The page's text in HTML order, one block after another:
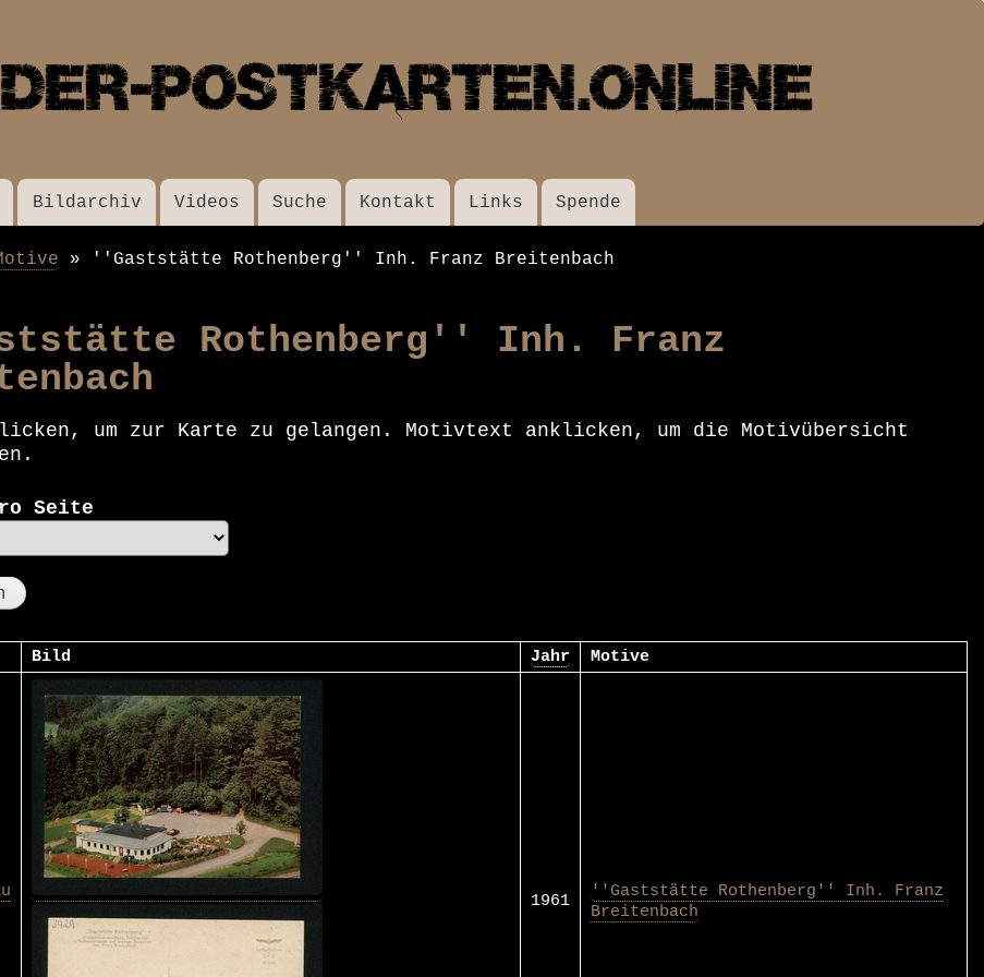
Inhalt
Bildarchiv Videos Suche Kontakt Links Spende
''Gaststätte Rothenberg'' Inh. Franz Breitenbach
Rothenberg'' Inh. Franz
um zur Karte zu gelangen. Motivtext anklicken, um die Motivübersicht
Seite
Bild Jahr Motive
1961
''Gaststätte Rothenberg'' Inh. Franz
Breitenbach